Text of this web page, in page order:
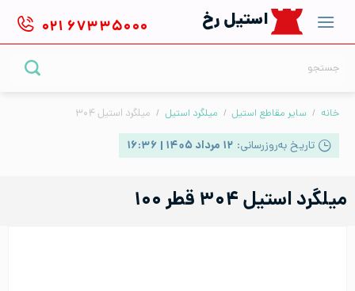
content
استیل رخ ۰۲۱ ۶۷۳۳۵۰۰۰
خانه / سایر مقاطع استیل / میلگرد استیل / میلگرد استیل ۳۰۴
تاریخ به‌روزرسانی: ۱۲ مرداد ۱۴۰۵ | ۱۶:۳۶
میلگرد استیل ۳۰۴ قطر ۱۰۰